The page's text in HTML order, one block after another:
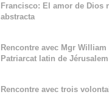
Francisco: El amor de Dios
abstracta
Rencontre avec Mgr
Patriarcat latin de Jérusalem
Rencontre avec trois